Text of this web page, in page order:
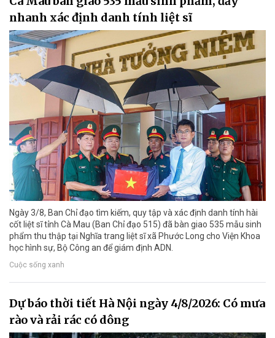
nhanh xác định danh tính liệt sĩ
Ngày 3/8, Ban Chỉ đạo tìm kiếm, quy tập và xác định danh tính hài
cốt liệt sĩ tỉnh Cà Mau (Ban Chỉ đạo 515) đã bàn giao 535 mẫu sinh
phẩm thu thập tại Nghĩa trang liệt sĩ xã Phước Long cho Viện Khoa
học hình sự, Bộ Công an để giám định ADN.
Cuộc sống xanh
Dự báo thời tiết Hà Nội ngày 4/8/2026: Có mưa
rào và rải rác có dông